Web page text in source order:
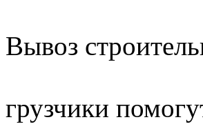
Вывоз
грузчики